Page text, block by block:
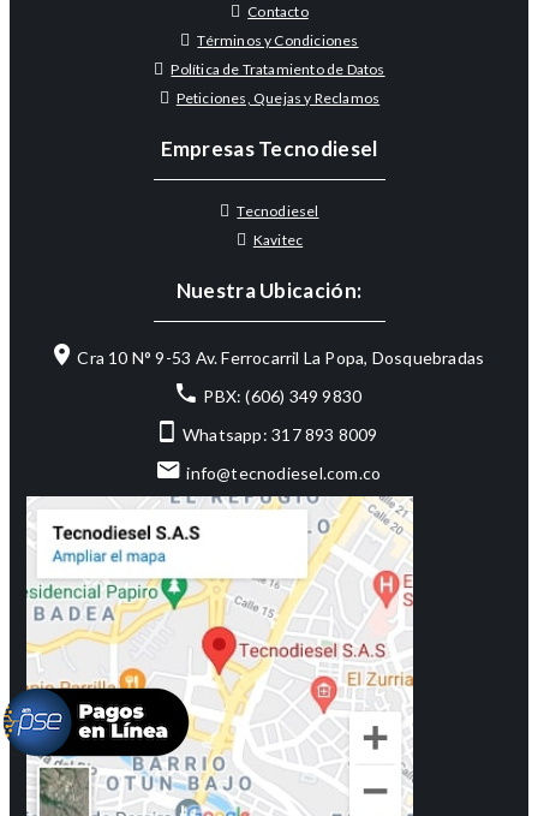
Contacto
Términos y Condiciones
Política de Tratamiento de Datos
Peticiones, Quejas y Reclamos
Empresas Tecnodiesel
Tecnodiesel
Kavitec
Nuestra Ubicación:
Cra 10 N° 9-53 Av. Ferrocarril La Popa, Dosquebradas
PBX: (606) 349 9830
Whatsapp: 317 893 8009
info@tecnodiesel.com.co